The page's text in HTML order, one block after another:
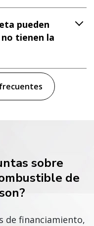
pueden
tienen la
sobre
de
de financiamiento,